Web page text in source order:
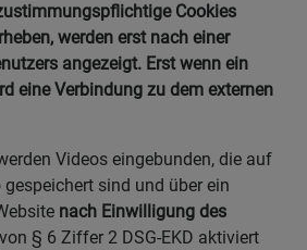
Cookies
werden erst nach einer
angezeigt. Erst wenn ein
eine Verbindung zu dem externen
Videos eingebunden, die auf
sind und über ein
nach Einwilligung des
§ 6 Ziffer 2 DSG-EKD aktiviert